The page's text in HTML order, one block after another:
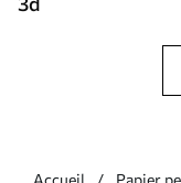
Accueil Papier